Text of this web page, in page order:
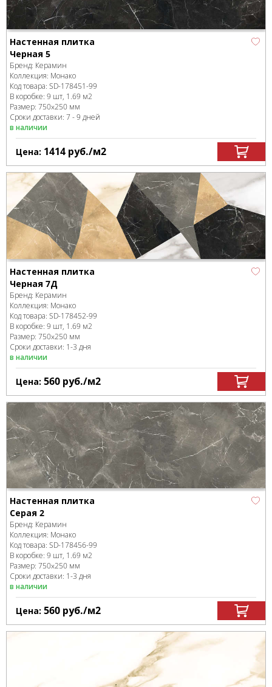
Настенная плитка
Черная 5
Бренд: Керамин
Коллекция: Монако
Код товара: SD-178451-99
В коробке: 9 шт, 1.69 м2
Размер: 750x250 мм
Сроки доставки: 7 - 9 дней
в наличии
Цена: 1414 руб./м2
Настенная плитка
Черная 7Д
Бренд: Керамин
Коллекция: Монако
Код товара: SD-178452-99
В коробке: 9 шт, 1.69 м2
Размер: 750x250 мм
Сроки доставки: 1-3 дня
в наличии
Цена: 560 руб./м2
Настенная плитка
Серая 2
Бренд: Керамин
Коллекция: Монако
Код товара: SD-178456-99
В коробке: 9 шт, 1.69 м2
Размер: 750x250 мм
Сроки доставки: 1-3 дня
в наличии
Цена: 560 руб./м2